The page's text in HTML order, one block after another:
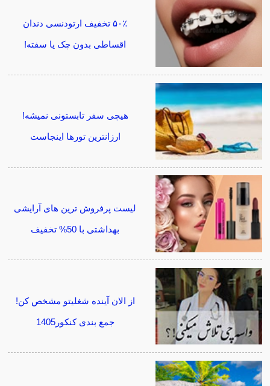
۵۰٪ تخفیف ارتودنسی دندان
اقساطی بدون چک یا سفته!
هیچی سفر تابستونی نمیشه!
ارزانترین تورها اینجاست
لیست پرفروش ترین های آرایشی
بهداشتی با 50% تخفیف
از الان آینده شغلیتو مشخص کن!
جمع بندی کنکور1405